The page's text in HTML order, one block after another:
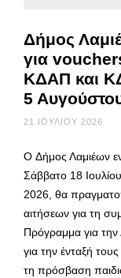
Δήμος
για
ΚΔΑΠ και
5
21 ΙΟΥΛΊΟΥ 2026
O Δήμος Λαμιέων
Σάββατο 18
2026, θα
αιτήσεων για τη
Πρόγραμμα για
για την ένταξή
τη πρόσβαση